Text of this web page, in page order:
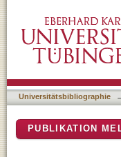
Universitätsbibliographie
PUBLIKATION